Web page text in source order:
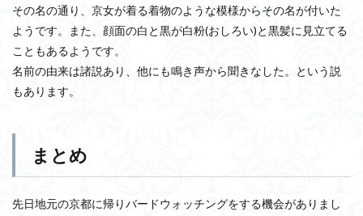
その名の通り、京女が着る着物のような模様からその名が付いた
ようです。また、顔面の白と黒が白粉(おしろい)と黒髪に見立てる
こともあるようです。
名前の由来は諸説あり、他にも鳴き声から聞きなした。という説
もあります。
まとめ
先日地元の京都に帰りバードウォッチングをする機会がありまし